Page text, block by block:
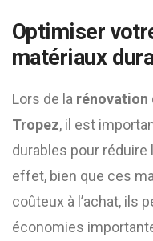
Optimiser
matériaux
Lors de la rénovation
Tropez, il est
durables pour réduire
effet, bien que ces
coûteux à l’achat, ils
économies